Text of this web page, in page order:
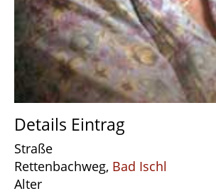
Details Eintrag
Straße
Rettenbachweg, Bad Ischl
Alter